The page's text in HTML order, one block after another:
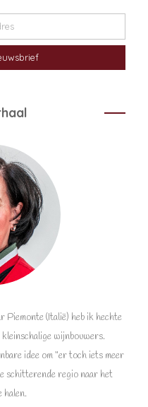
Piemonte (Italië) heb ik hechte
wijnbouwers.
idee om “er toch iets meer
schitterende regio naar het
halen.